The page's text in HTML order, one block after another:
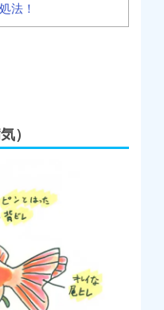
法！
）